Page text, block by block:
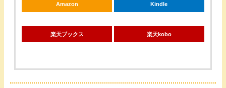
Amazon Kindle
楽天ブックス 楽天kobo